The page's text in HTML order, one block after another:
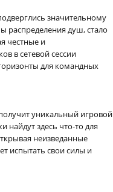
значительному
распределения душ, стало
честные и
в сетевой сессии
для командных
уникальный игровой
здесь что-то для
неизведанные
испытать свои силы и